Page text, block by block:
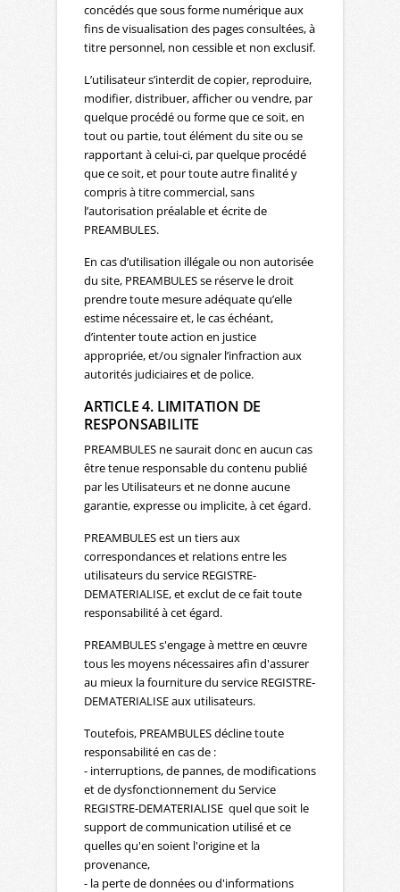
concédés que sous forme numérique aux
fins de visualisation des pages consultées, à
titre personnel, non cessible et non exclusif.
L’utilisateur s’interdit de copier, reproduire,
modifier, distribuer, afficher ou vendre, par
quelque procédé ou forme que ce soit, en
tout ou partie, tout élément du site ou se
rapportant à celui-ci, par quelque procédé
que ce soit, et pour toute autre finalité y
compris à titre commercial, sans
l’autorisation préalable et écrite de
PREAMBULES.
En cas d’utilisation illégale ou non autorisée
du site, PREAMBULES se réserve le droit
prendre toute mesure adéquate qu’elle
estime nécessaire et, le cas échéant,
d’intenter toute action en justice
appropriée, et/ou signaler l’infraction aux
autorités judiciaires et de police.
ARTICLE 4. LIMITATION DE
RESPONSABILITE
PREAMBULES ne saurait donc en aucun cas
être tenue responsable du contenu publié
par les Utilisateurs et ne donne aucune
garantie, expresse ou implicite, à cet égard.
PREAMBULES est un tiers aux
correspondances et relations entre les
utilisateurs du service REGISTRE-
DEMATERIALISE, et exclut de ce fait toute
responsabilité à cet égard.
PREAMBULES s'engage à mettre en œuvre
tous les moyens nécessaires afin d'assurer
au mieux la fourniture du service REGISTRE-
DEMATERIALISE aux utilisateurs.
Toutefois, PREAMBULES décline toute
responsabilité en cas de :
- interruptions, de pannes, de modifications
et de dysfonctionnement du Service
REGISTRE-DEMATERIALISE quel que soit le
support de communication utilisé et ce
quelles qu'en soient l'origine et la
provenance,
- la perte de données ou d'informations